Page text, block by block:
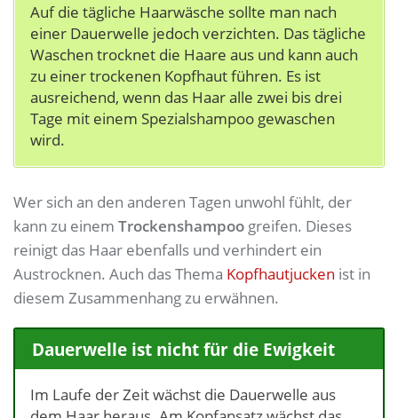
Auf die tägliche Haarwäsche sollte man nach
einer Dauerwelle jedoch verzichten. Das tägliche
Waschen trocknet die Haare aus und kann auch
zu einer trockenen Kopfhaut führen. Es ist
ausreichend, wenn das Haar alle zwei bis drei
Tage mit einem Spezialshampoo gewaschen
wird.
Wer sich an den anderen Tagen unwohl fühlt, der
kann zu einem Trockenshampoo greifen. Dieses
reinigt das Haar ebenfalls und verhindert ein
Austrocknen. Auch das Thema Kopfhautjucken ist in
diesem Zusammenhang zu erwähnen.
Dauerwelle ist nicht für die Ewigkeit
Im Laufe der Zeit wächst die Dauerwelle aus